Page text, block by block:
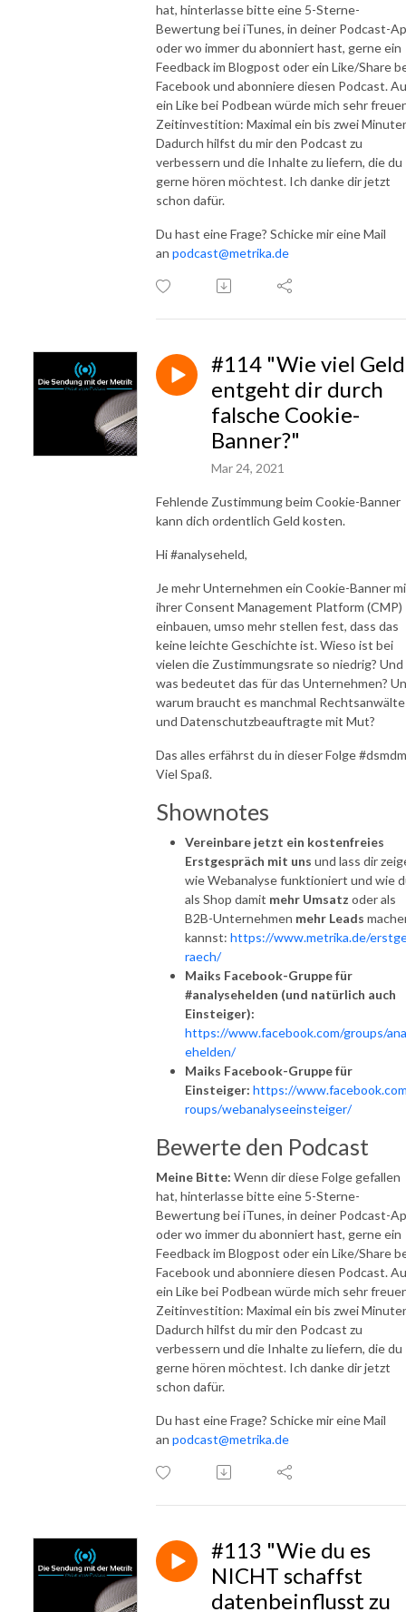
hat, hinterlasse bitte eine 5-Sterne-
Bewertung bei iTunes, in deiner Podcast-
oder wo immer du abonniert hast, gerne ein
Feedback im Blogpost oder ein Like/Share
Facebook und abonniere diesen Podcast.
ein Like bei Podbean würde mich sehr
Zeitinvestition: Maximal ein bis zwei
Dadurch hilfst du mir den Podcast zu
verbessern und die Inhalte zu liefern, die du
gerne hören möchtest. Ich danke dir jetzt
schon dafür.
Du hast eine Frage? Schicke mir eine Mail
an podcast@metrika.de
#114 "Wie viel Geld
entgeht dir durch
falsche Cookie-
Banner?"
Mar 24, 2021
Fehlende Zustimmung beim Cookie-Banner
kann dich ordentlich Geld kosten.
Hi #analyseheld,
Je mehr Unternehmen ein Cookie-Banner
ihrer Consent Management Platform (CMP)
einbauen, umso mehr stellen fest, dass das
keine leichte Geschichte ist. Wieso ist bei
vielen die Zustimmungsrate so niedrig? Und
was bedeutet das für das Unternehmen?
warum braucht es manchmal Rechtsanwälte
und Datenschutzbeauftragte mit Mut?
Das alles erfährst du in dieser Folge
Viel Spaß.
Shownotes
Vereinbare jetzt ein kostenfreies
Erstgespräch mit uns und lass dir
wie Webanalyse funktioniert und wie
als Shop damit mehr Umsatz oder als
B2B-Unternehmen mehr Leads
kannst: https://www.metrika.de/
raech/
Maiks Facebook-Gruppe für
#analysehelden (und natürlich auch
Einsteiger):
https://www.facebook.com/groups/
ehelden/
Maiks Facebook-Gruppe für
Einsteiger: https://
roups/webanalyseeinsteiger/
Bewerte den Podcast
Meine Bitte: Wenn dir diese Folge gefallen
hat, hinterlasse bitte eine 5-Sterne-
Bewertung bei iTunes, in deiner Podcast-
oder wo immer du abonniert hast, gerne ein
Feedback im Blogpost oder ein Like/Share
Facebook und abonniere diesen Podcast.
ein Like bei Podbean würde mich sehr
Zeitinvestition: Maximal ein bis zwei
Dadurch hilfst du mir den Podcast zu
verbessern und die Inhalte zu liefern, die du
gerne hören möchtest. Ich danke dir jetzt
schon dafür.
Du hast eine Frage? Schicke mir eine Mail
an podcast@metrika.de
#113 "Wie du es
NICHT schaffst
datenbeinflusst zu